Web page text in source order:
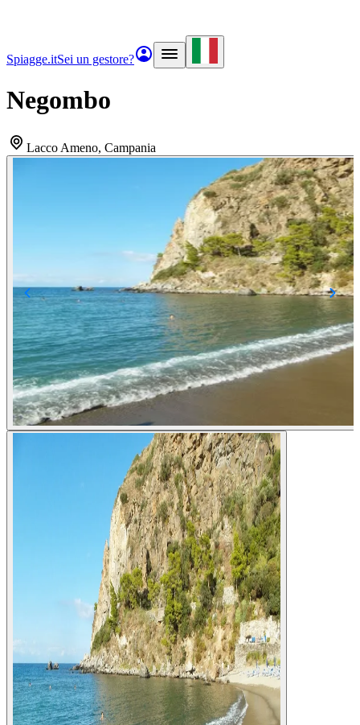
Spiagge.itSei un gestore?
Negombo
Lacco Ameno, Campania